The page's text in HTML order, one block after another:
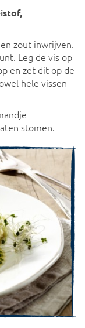
zout inwrijven.
Leg de vis op
en zet dit op de
hele vissen
stomen.